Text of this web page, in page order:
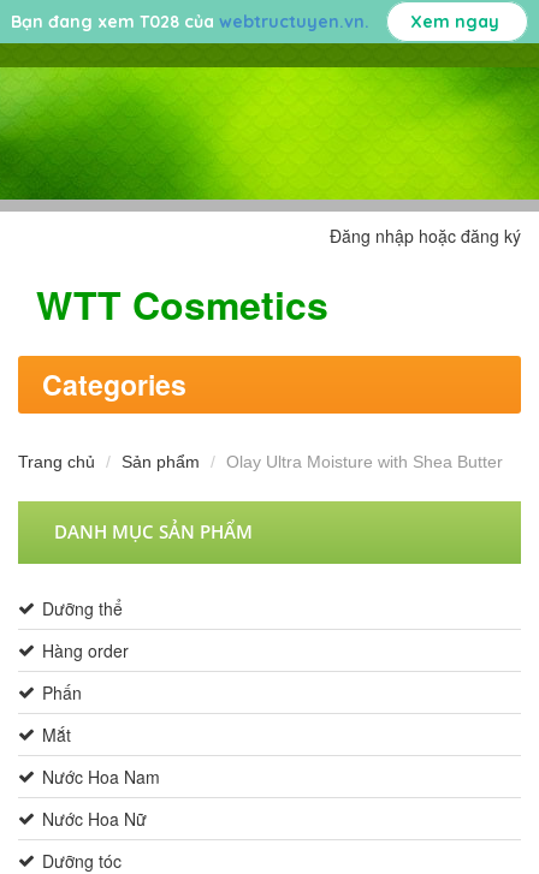
Đăng nhập hoặc đăng ký
WTT Cosmetics
Categories
Trang chủ Sản phẩm Olay Ultra Moisture with Shea Butter
DANH MỤC SẢN PHẨM
Dưỡng thể
Hàng order
Phấn
Mắt
Nước Hoa Nam
Nước Hoa Nữ
Dưỡng tóc
Bạn đang xem T028 của webtructuyen.vn. Xem ngay